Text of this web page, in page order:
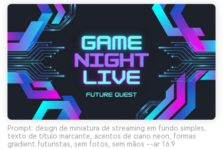
Prompt: design de miniatura de streaming em fundo simples,
texto de título marcante, acentos de ciano neon, formas
gradient futuristas, sem fotos, sem mãos --ar 16:9